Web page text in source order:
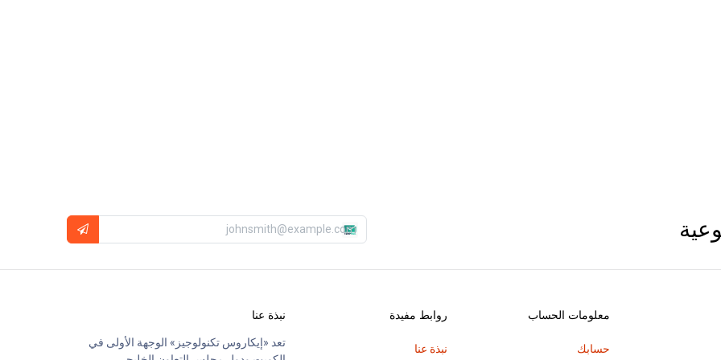
معلومات الحساب
حسابك
روابط مفيدة
نبذة عنا
نبذة عنا
تعد «إيكاروس تكنولوجيز» الوجهة الأولى في